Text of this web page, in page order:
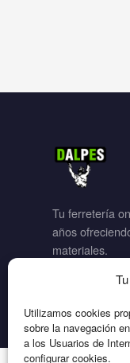
Utilizamos cookies
sobre la navegación
a los Usuarios de
configurar cookies.
Tu ferretería
años
materiales.